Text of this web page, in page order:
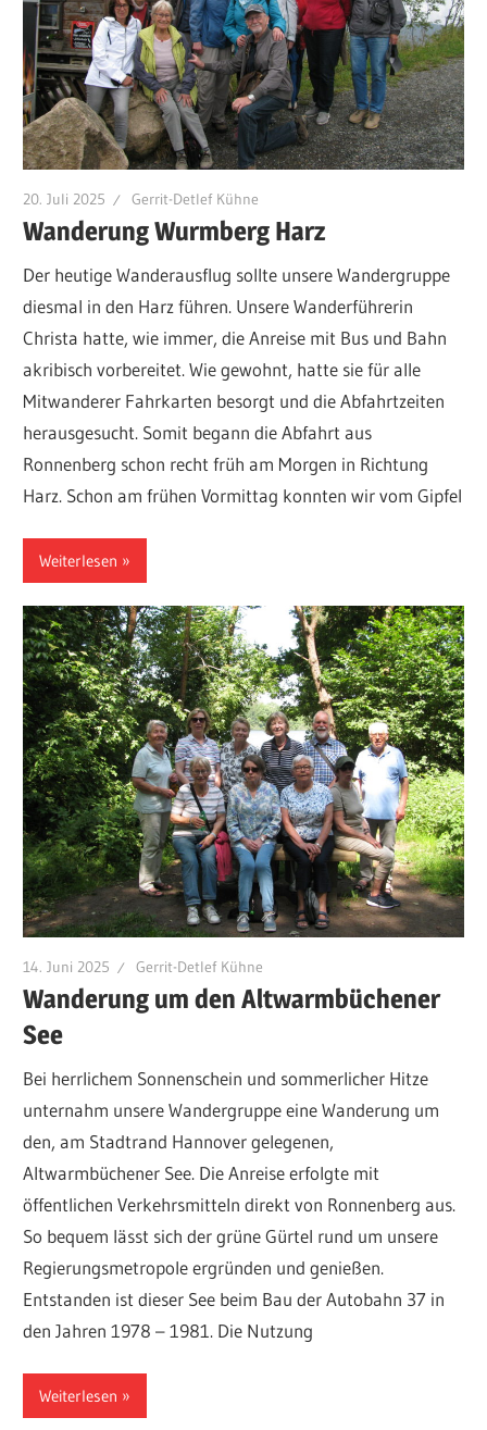
20. Juli 2025 Gerrit-Detlef Kühne
Wanderung Wurmberg Harz
Der heutige Wanderausflug sollte unsere Wandergruppe
diesmal in den Harz führen. Unsere Wanderführerin
Christa hatte, wie immer, die Anreise mit Bus und Bahn
akribisch vorbereitet. Wie gewohnt, hatte sie für alle
Mitwanderer Fahrkarten besorgt und die Abfahrtzeiten
herausgesucht. Somit begann die Abfahrt aus
Ronnenberg schon recht früh am Morgen in Richtung
Harz. Schon am frühen Vormittag konnten wir vom Gipfel
Weiterlesen
14. Juni 2025 Gerrit-Detlef Kühne
Wanderung um den Altwarmbüchener
See
Bei herrlichem Sonnenschein und sommerlicher Hitze
unternahm unsere Wandergruppe eine Wanderung um
den, am Stadtrand Hannover gelegenen,
Altwarmbüchener See. Die Anreise erfolgte mit
öffentlichen Verkehrsmitteln direkt von Ronnenberg aus.
So bequem lässt sich der grüne Gürtel rund um unsere
Regierungsmetropole ergründen und genießen.
Entstanden ist dieser See beim Bau der Autobahn 37 in
den Jahren 1978 – 1981. Die Nutzung
Weiterlesen